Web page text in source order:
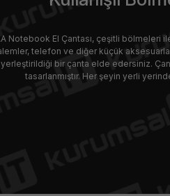
Notebook El Çantası, çeşitli bölmeleri
telefon ve diğer küçük
bir çanta elde edersiniz.
tasarlanmıştır. Her şeyin yerli